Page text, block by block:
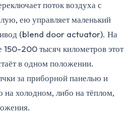
поток воздуха с
ею управляет маленький
(blend door actuator). На
200 тысяч километров этот
в одном положении.
за приборной панелью и
на холодном, либо на тёплом,